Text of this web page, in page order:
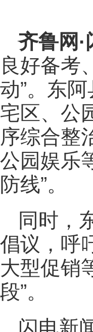
齐鲁网
良好备考
动”。东
宅区、公
序综合整
公园娱乐
防线”。
同时，
倡议，呼
大型促销
段”。